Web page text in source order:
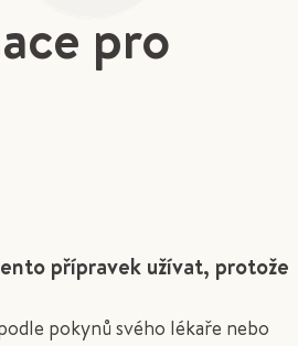
pro
přípravek užívat, protože
pokynů svého lékaře nebo